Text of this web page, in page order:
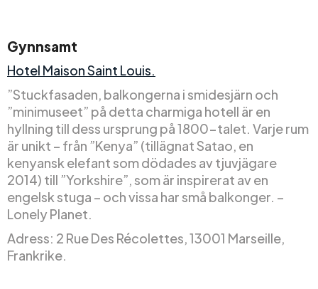
Gynnsamt
Hotel Maison Saint Louis.
”Stuckfasaden, balkongerna i smidesjärn och
”minimuseet” på detta charmiga hotell är en
hyllning till dess ursprung på 1800-talet. Varje rum
är unikt – från ”Kenya” (tillägnat Satao, en
kenyansk elefant som dödades av tjuvjägare
2014) till ”Yorkshire”, som är inspirerat av en
engelsk stuga – och vissa har små balkonger. –
Lonely Planet.
Adress: 2 Rue Des Récolettes, 13001 Marseille,
Frankrike.